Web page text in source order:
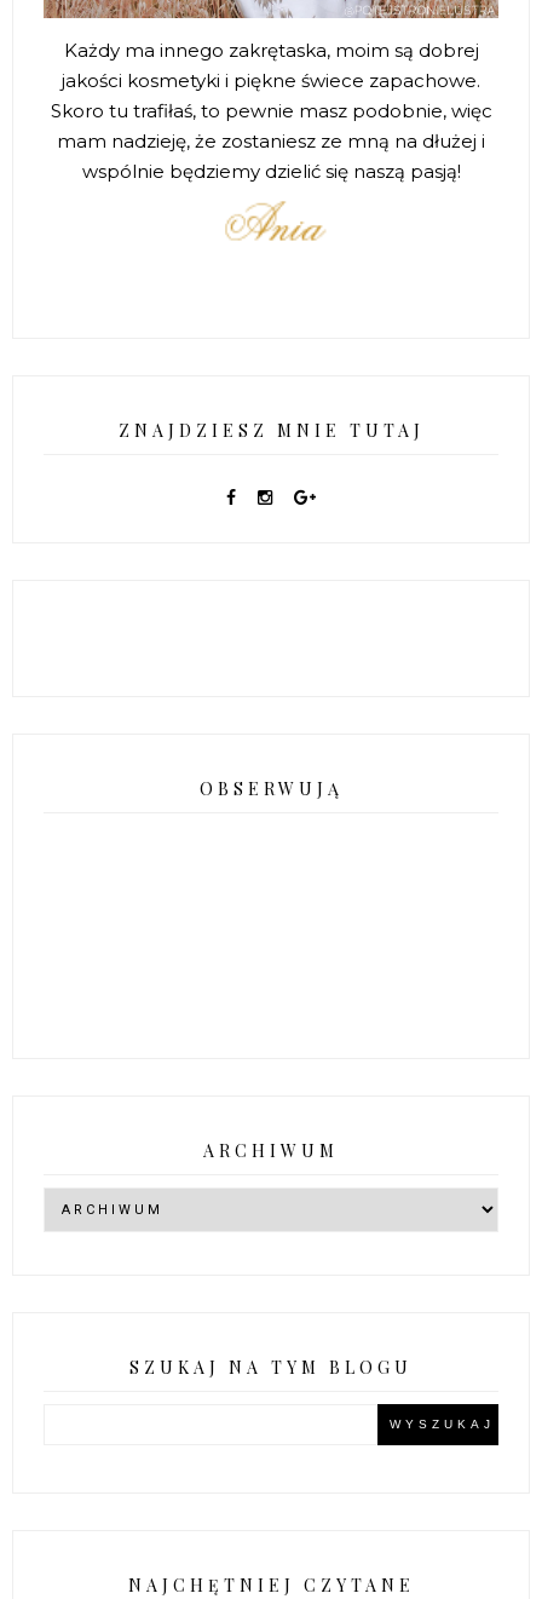
Każdy ma innego zakrętaska, moim są dobrej
jakości kosmetyki i piękne świece zapachowe.
Skoro tu trafiłaś, to pewnie masz podobnie, więc
mam nadzieję, że zostaniesz ze mną na dłużej i
wspólnie będziemy dzielić się naszą pasją!
ZNAJDZIESZ MNIE TUTAJ
OBSERWUJĄ
ARCHIWUM
SZUKAJ NA TYM BLOGU
NAJCHĘTNIEJ CZYTANE